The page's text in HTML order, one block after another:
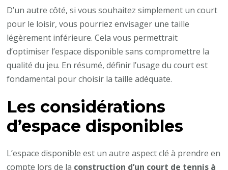
D’un autre côté, si vous souhaitez simplement un court
pour le loisir, vous pourriez envisager une taille
légèrement inférieure. Cela vous permettrait
d’optimiser l’espace disponible sans compromettre la
qualité du jeu. En résumé, définir l’usage du court est
fondamental pour choisir la taille adéquate.
Les considérations
d’espace disponibles
L’espace disponible est un autre aspect clé à prendre en
compte lors de la construction d’un court de tennis à